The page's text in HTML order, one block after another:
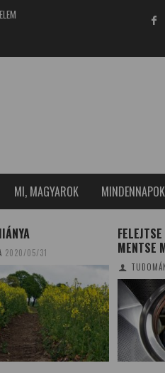
MI, MAGYAROK MINDENNAPOK
2020/05/31
MENTSE